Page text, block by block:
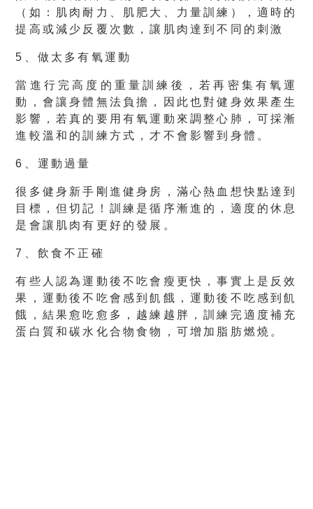
（如：肌肉耐力、肌肥大、力量訓練），適時的
提高或減少反覆次數，讓肌肉達到不同的刺激
5、做太多有氧運動
當進行完高度的重量訓練後，若再密集有氧運
動，會讓身體無法負擔，因此也對健身效果產生
影響，若真的要用有氧運動來調整心肺，可採漸
進較溫和的訓練方式，才不會影響到身體。
6、運動過量
很多健身新手剛進健身房，滿心熱血想快點達到
目標，但切記！訓練是循序漸進的，適度的休息
是會讓肌肉有更好的發展。
7、飲食不正確
有些人認為運動後不吃會瘦更快，事實上是反效
果，運動後不吃會感到飢餓，運動後不吃感到飢
餓，結果愈吃愈多，越練越胖，訓練完適度補充
蛋白質和碳水化合物食物，可增加脂肪燃燒。